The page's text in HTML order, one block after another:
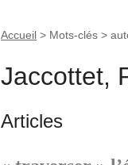
Accueil > Mots-clés >
Jaccottet,
Articles